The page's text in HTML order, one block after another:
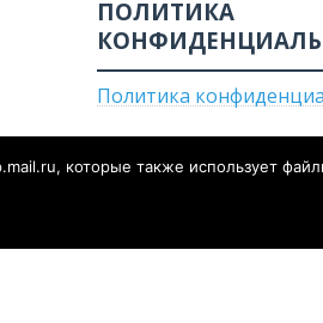
ПОЛИТИКА
Политика
которые также использует